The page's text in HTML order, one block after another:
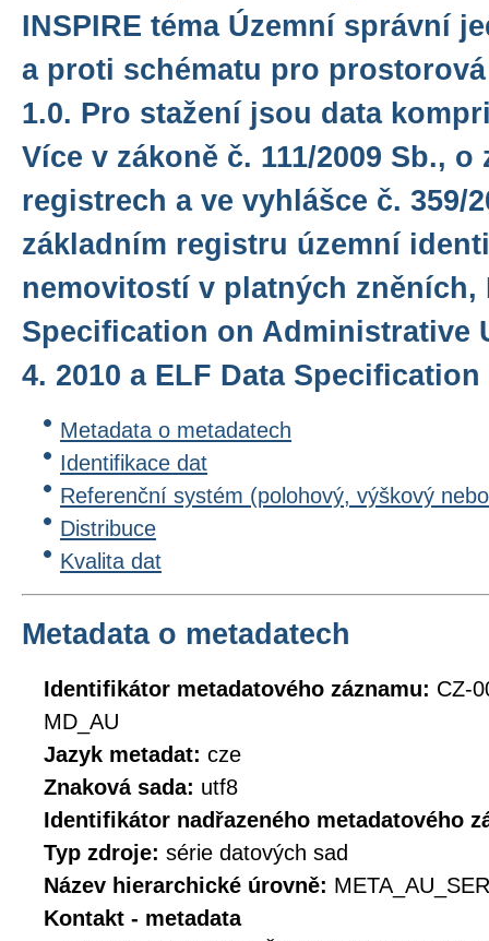
INSPIRE téma Územní správní
a proti schématu pro
1.0. Pro stažení jsou data
Více v zákoně č. 111/2009 Sb.,
registrech a ve vyhlášce č. 359/
základním registru územní
nemovitostí v platných zněních,
Specification on Administrative
4. 2010 a ELF Data Specification
Metadata o metadatech
Identifikace dat
Referenční systém (polohový, výškový
Distribuce
Kvalita dat
Metadata o metadatech
Identifikátor metadatového záznamu: CZ-
MD_AU
Jazyk metadat: cze
Znaková sada: utf8
Identifikátor nadřazeného metadatového
Typ zdroje: série datových sad
Název hierarchické úrovně:
Kontakt - metadata